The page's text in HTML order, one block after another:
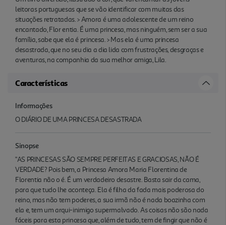
leitoras portuguesas que se vão identificar com muitas das
situações retratadas. > Amora é uma adolescente de um reino
encantado, Flor entia. É uma princesa, mas ninguém, sem ser a sua
família, sabe que ela é princesa. > Mas ela é uma princesa
desastrada, que no seu dia a dia lida com frustrações, desgraças e
aventuras, na companhia da sua melhor amiga, Lila.
Características
Informações
O DIÁRIO DE UMA PRINCESA DESASTRADA
Sinopse
"AS PRINCESAS SÃO SEMPRE PERFEITAS E GRACIOSAS, NÃO É
VERDADE? Pois bem, a Princesa Amora Maria Florentina de
Florentia não o é. É um verdadeiro desastre. Basta sair da cama,
para que tudo lhe aconteça. Ela é filha da fada mais poderosa do
reino, mas não tem poderes, a sua irmã não é nada boazinha com
ela e, tem um arqui-inimigo supermalvado. As coisas não são nada
fáceis para esta princesa que, além de tudo, tem de fingir que não é